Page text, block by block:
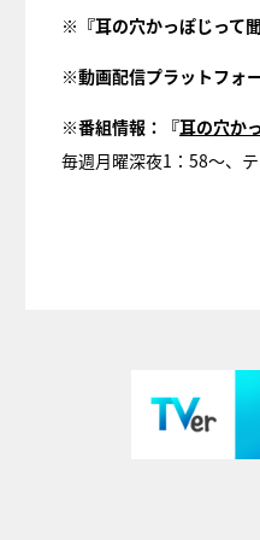
※『耳の穴かっぽじって
※動画配信プラットフォ
※番組情報：『耳の穴か
毎週月曜深夜1：58～、